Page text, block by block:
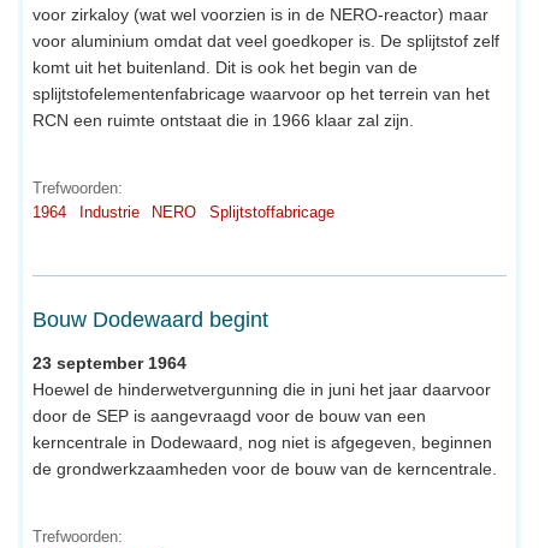
voor zirkaloy (wat wel voorzien is in de NERO-reactor) maar
voor aluminium omdat dat veel goedkoper is. De splijtstof zelf
komt uit het buitenland. Dit is ook het begin van de
splijtstofelementenfabricage waarvoor op het terrein van het
RCN een ruimte ontstaat die in 1966 klaar zal zijn.
Trefwoorden:
1964
Industrie NERO Splijtstoffabricage
Bouw Dodewaard begint
23 september 1964
Hoewel de hinderwetvergunning die in juni het jaar daarvoor
door de SEP is aangevraagd voor de bouw van een
kerncentrale in Dodewaard, nog niet is afgegeven, beginnen
de grondwerkzaamheden voor de bouw van de kerncentrale.
Trefwoorden: